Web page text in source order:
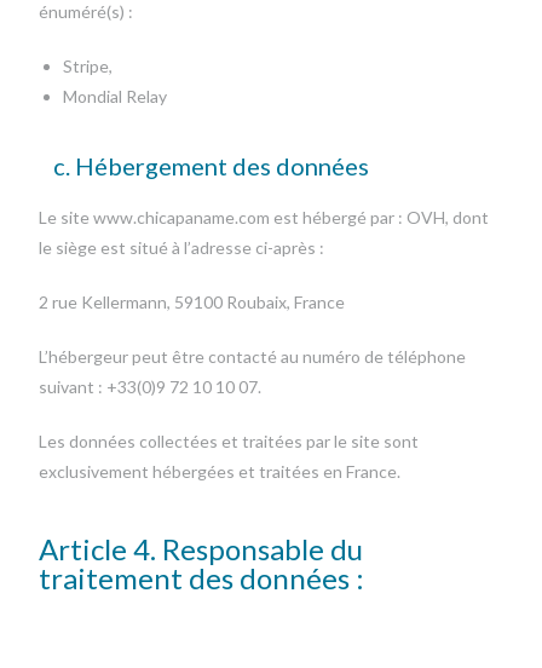
énuméré(s) :
Stripe,
Mondial Relay
c. Hébergement des données
Le site www.chicapaname.com est hébergé par : OVH, dont
le siège est situé à l’adresse ci-après :
2 rue Kellermann, 59100 Roubaix, France
L’hébergeur peut être contacté au numéro de téléphone
suivant : +33(0)9 72 10 10 07.
Les données collectées et traitées par le site sont
exclusivement hébergées et traitées en France.
Article 4. Responsable du
traitement des données :